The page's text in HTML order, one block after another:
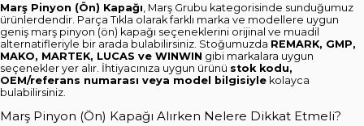
Marş Pinyon (Ön) Kapağı , Marş Grubu kategorisinde sunduğumuz
ürünlerdendir. Parça Tıkla olarak farklı marka ve modellere uygun
geniş marş pinyon (ön) kapağı seçeneklerini orijinal ve muadil
alternatifleriyle bir arada bulabilirsiniz. Stoğumuzda REMARK, GMP,
MAKO, MARTEK, LUCAS ve WINWIN gibi markalara uygun
seçenekler yer alır. İhtiyacınıza uygun ürünü stok kodu,
OEM/referans numarası veya model bilgisiyle kolayca
bulabilirsiniz.
Marş Pinyon (Ön) Kapağı Alırken Nelere Dikkat Etmeli?